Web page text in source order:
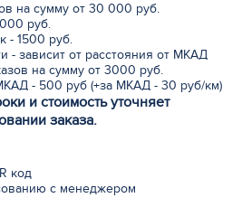
на сумму от 30 000 руб.
руб.
1500 руб.
- зависит от расстояния от МКАД
на сумму от 3000 руб.
- 500 руб (+за МКАД - 30 руб/км)
и стоимость уточняет
заказа.
код
с менеджером